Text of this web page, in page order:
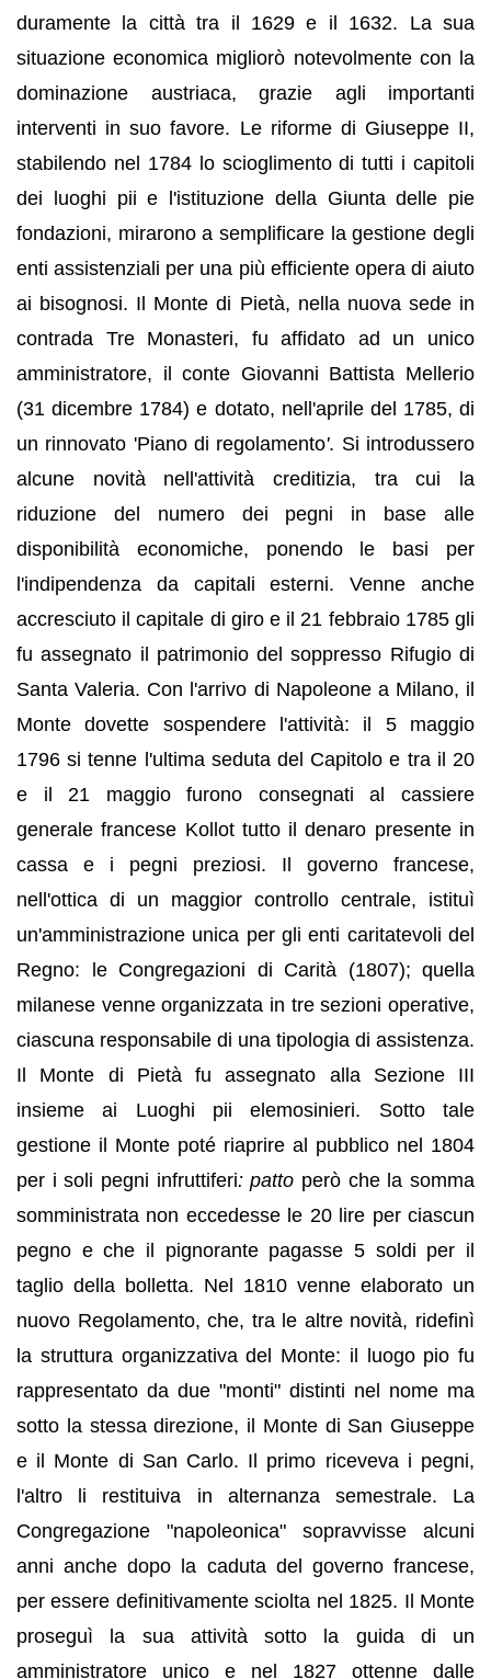
duramente la città tra il 1629 e il 1632. La sua
situazione economica migliorò notevolmente con la
dominazione austriaca, grazie agli importanti
interventi in suo favore. Le riforme di Giuseppe II,
stabilendo nel 1784 lo scioglimento di tutti i capitoli
dei luoghi pii e l'istituzione della Giunta delle pie
fondazioni, mirarono a semplificare la gestione degli
enti assistenziali per una più efficiente opera di aiuto
ai bisognosi. Il Monte di Pietà, nella nuova sede in
contrada Tre Monasteri, fu affidato ad un unico
amministratore, il conte Giovanni Battista Mellerio
(31 dicembre 1784) e dotato, nell'aprile del 1785, di
un rinnovato 'Piano di regolamento'. Si introdussero
alcune novità nell'attività creditizia, tra cui la
riduzione del numero dei pegni in base alle
disponibilità economiche, ponendo le basi per
l'indipendenza da capitali esterni. Venne anche
accresciuto il capitale di giro e il 21 febbraio 1785 gli
fu assegnato il patrimonio del soppresso Rifugio di
Santa Valeria. Con l'arrivo di Napoleone a Milano, il
Monte dovette sospendere l'attività: il 5 maggio
1796 si tenne l'ultima seduta del Capitolo e tra il 20
e il 21 maggio furono consegnati al cassiere
generale francese Kollot tutto il denaro presente in
cassa e i pegni preziosi. Il governo francese,
nell'ottica di un maggior controllo centrale, istituì
un'amministrazione unica per gli enti caritatevoli del
Regno: le Congregazioni di Carità (1807); quella
milanese venne organizzata in tre sezioni operative,
ciascuna responsabile di una tipologia di assistenza.
Il Monte di Pietà fu assegnato alla Sezione III
insieme ai Luoghi pii elemosinieri. Sotto tale
gestione il Monte poté riaprire al pubblico nel 1804
per i soli pegni infruttiferi: patto però che la somma
somministrata non eccedesse le 20 lire per ciascun
pegno e che il pignorante pagasse 5 soldi per il
taglio della bolletta. Nel 1810 venne elaborato un
nuovo Regolamento, che, tra le altre novità, ridefinì
la struttura organizzativa del Monte: il luogo pio fu
rappresentato da due "monti" distinti nel nome ma
sotto la stessa direzione, il Monte di San Giuseppe
e il Monte di San Carlo. Il primo riceveva i pegni,
l'altro li restituiva in alternanza semestrale. La
Congregazione "napoleonica" sopravvisse alcuni
anni anche dopo la caduta del governo francese,
per essere definitivamente sciolta nel 1825. Il Monte
proseguì la sua attività sotto la guida di un
amministratore unico e nel 1827 ottenne dalle